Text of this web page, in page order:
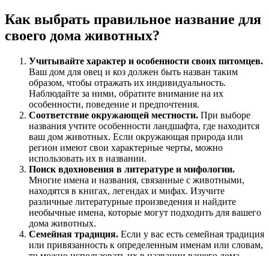
Как выбрать правильное название для
своего дома животных?
Учитывайте характер и особенности своих питомцев.
Ваш дом для овец и коз должен быть назван таким
образом, чтобы отражать их индивидуальность.
Наблюдайте за ними, обратите внимание на их
особенности, поведение и предпочтения.
Соответствие окружающей местности. При выборе
названия учтите особенности ландшафта, где находится
ваш дом животных. Если окружающая природа или
регион имеют свои характерные черты, можно
использовать их в названии.
Поиск вдохновения в литературе и мифологии.
Многие имена и названия, связанные с животными,
находятся в книгах, легендах и мифах. Изучите
различные литературные произведения и найдите
необычные имена, которые могут подходить для вашего
дома животных.
Семейная традиция. Если у вас есть семейная традиция
или привязанность к определенным именам или словам,